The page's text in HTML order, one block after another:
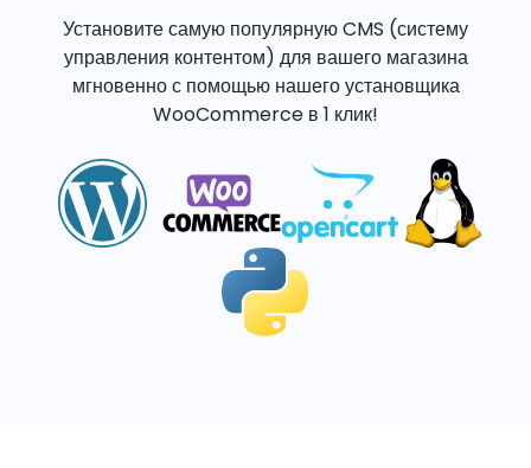
Установите самую популярную CMS (систему
управления контентом) для вашего магазина
мгновенно с помощью нашего установщика
WooCommerce в 1 клик!